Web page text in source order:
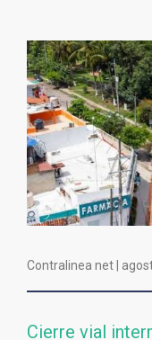
Contralinea net |
Cierre vial